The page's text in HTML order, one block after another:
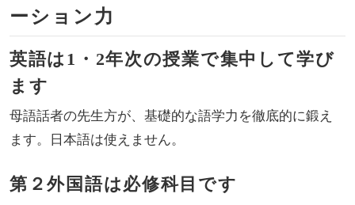
ーション力
英語は1・2年次の授業で集中して学び
ます
母語話者の先生方が、基礎的な語学力を徹底的に鍛え
ます。日本語は使えません。
第２外国語は必修科目です